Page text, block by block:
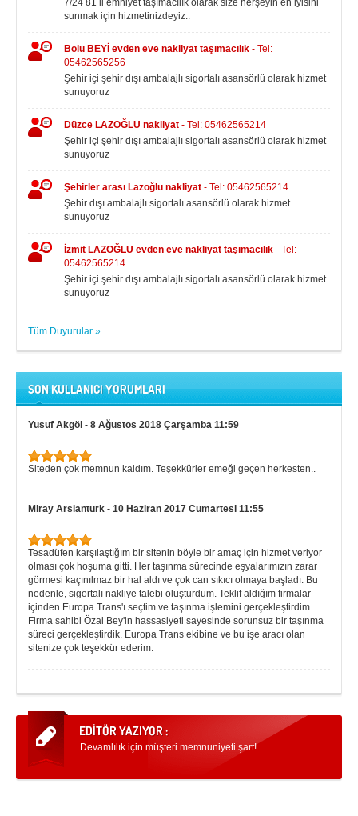
sunmak için hizmetinizdeyiz..
Bolu BEYİ evden eve nakliyat taşımacılık - Tel:
05462565256
Şehir içi şehir dışı ambalajlı sigortalı asansörlü olarak hizmet
sunuyoruz
Düzce LAZOĞLU nakliyat - Tel: 05462565214
Şehir içi şehir dışı ambalajlı sigortalı asansörlü olarak hizmet
sunuyoruz
Şehirler arası Lazoğlu nakliyat - Tel: 05462565214
Şehir dışı ambalajlı sigortalı asansörlü olarak hizmet
sunuyoruz
İzmit LAZOĞLU evden eve nakliyat taşımacılık - Tel:
05462565214
Şehir içi şehir dışı ambalajlı sigortalı asansörlü olarak hizmet
sunuyoruz
Tüm Duyurular »
SON KULLANICI YORUMLARI
Yusuf Akgöl - 8 Ağustos 2018 Çarşamba 11:59
Siteden çok memnun kaldım. Teşekkürler emeği geçen herkesten..
Miray Arslanturk - 10 Haziran 2017 Cumartesi 11:55
Tesadüfen karşılaştığım bir sitenin böyle bir amaç için hizmet veriyor
olması çok hoşuma gitti. Her taşınma sürecinde eşyalarımızın zarar
görmesi kaçınılmaz bir hal aldı ve çok can sıkıcı olmaya başladı. Bu
nedenle, sigortalı nakliye talebi oluşturdum. Teklif aldığım firmalar
içinden Europa Trans'ı seçtim ve taşınma işlemini gerçekleştirdim.
Firma sahibi Özal Bey'in hassasiyeti sayesinde sorunsuz bir taşınma
süreci gerçekleştirdik. Europa Trans ekibine ve bu işe aracı olan
sitenize çok teşekkür ederim.
Devamlılık için müşteri memnuniyeti şart!